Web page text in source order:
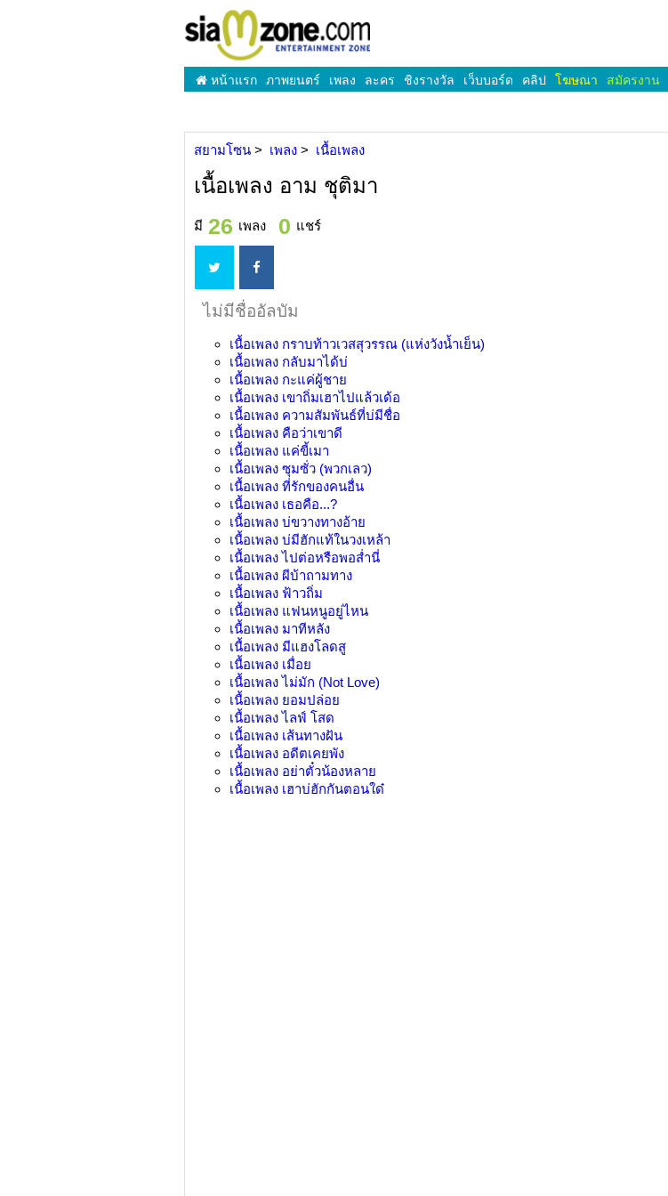
หน้าแรก ภาพยนตร์ เพลง ละคร ชิงรางวัล เว็บบอร์ด คลิป โฆษณา สมัครงาน
สยามโซน เพลง เนื้อเพลง
เนื้อเพลง อาม ชุติมา
มี 26 เพลง 0 แชร์
ไม่มีชื่ออัลบัม
เนื้อเพลง กราบท้าวเวสสุวรรณ (แห่งวังน้ำเย็น)
เนื้อเพลง กลับมาได้บ่
เนื้อเพลง กะแค่ผู้ชาย
เนื้อเพลง เขาถิ่มเฮาไปแล้วเด้อ
เนื้อเพลง ความสัมพันธ์ที่บ่มีชื่อ
เนื้อเพลง คือว่าเขาดี
เนื้อเพลง แค่ขี้เมา
เนื้อเพลง ซุมซั่ว (พวกเลว)
เนื้อเพลง ที่รักของคนอื่น
เนื้อเพลง เธอคือ...?
เนื้อเพลง บ่ขวางทางอ้าย
เนื้อเพลง บ่มีฮักแท้ในวงเหล้า
เนื้อเพลงไปต่อหรือพอส่ำนี่
เนื้อเพลง ผีบ้าถามทาง
เนื้อเพลง ฟ้าวถิ่ม
เนื้อเพลง แฟนหนูอยู่ไหน
เนื้อเพลง มาทีหลัง
เนื้อเพลง มีแฮงโลดสู
เนื้อเพลง เมื่อย
เนื้อเพลงไม่มัก (Not Love)
เนื้อเพลง ยอมปล่อย
เนื้อเพลงไลฟ์ โสด
เนื้อเพลง เส้นทางฝัน
เนื้อเพลง อดีตเคยพัง
เนื้อเพลง อย่าตั๋วน้องหลาย
เนื้อเพลง เฮาบ่ฮักกันตอนใด๋